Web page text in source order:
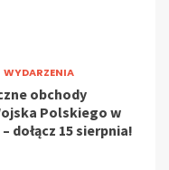
WYDARZENIA
obchody
Polskiego w
dołącz 15 sierpnia!